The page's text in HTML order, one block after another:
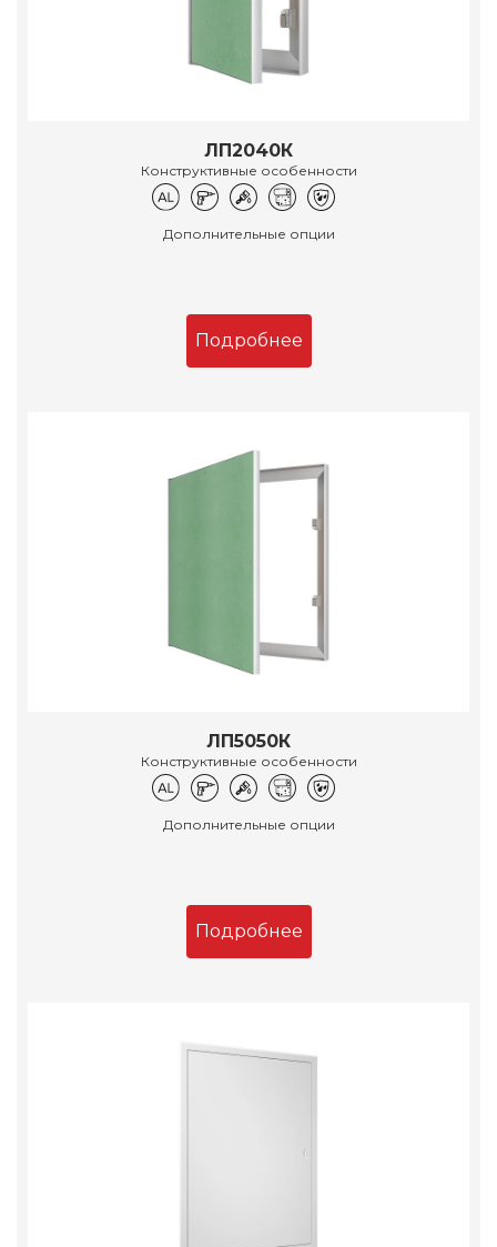
ЛП2040К
Конструктивные особенности
Дополнительные опции
Подробнее
ЛП5050К
Конструктивные особенности
Дополнительные опции
Подробнее